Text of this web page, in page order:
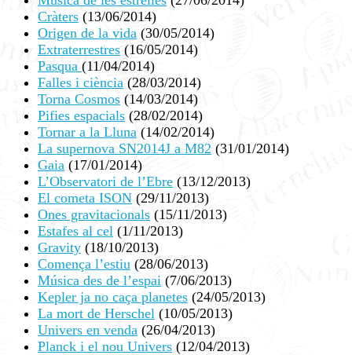
Cràters (13/06/2014)
Origen de la vida (30/05/2014)
Extraterrestres (16/05/2014)
Pasqua (11/04/2014)
Falles i ciència (28/03/2014)
Torna Cosmos (14/03/2014)
Pifies espacials (28/02/2014)
Tornar a la Lluna (14/02/2014)
La supernova SN2014J a M82 (31/01/2014)
Gaia (17/01/2014)
L’Observatori de l’Ebre (13/12/2013)
El cometa ISON (29/11/2013)
Ones gravitacionals (15/11/2013)
Estafes al cel (1/11/2013)
Gravity (18/10/2013)
Comença l’estiu (28/06/2013)
Música des de l’espai (7/06/2013)
Kepler ja no caça planetes (24/05/2013)
La mort de Herschel (10/05/2013)
Univers en venda (26/04/2013)
Planck i el nou Univers (12/04/2013)